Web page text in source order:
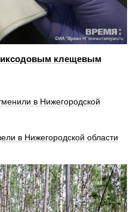
иксодовым клещевым
в Нижегородской
в Нижегородской области